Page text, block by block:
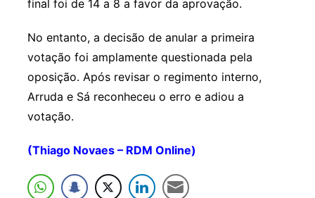
final foi de 14 a 8 a favor da aprovação.
No entanto, a decisão de anular a primeira
votação foi amplamente questionada pela
oposição. Após revisar o regimento interno,
Arruda e Sá reconheceu o erro e adiou a
votação.
(Thiago Novaes – RDM Online)